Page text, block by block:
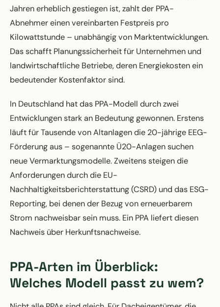
Jahren erheblich gestiegen ist, zahlt der PPA-
Abnehmer einen vereinbarten Festpreis pro
Kilowattstunde – unabhängig von Marktentwicklungen.
Das schafft Planungssicherheit für Unternehmen und
landwirtschaftliche Betriebe, deren Energiekosten ein
bedeutender Kostenfaktor sind.
In Deutschland hat das PPA-Modell durch zwei
Entwicklungen stark an Bedeutung gewonnen. Erstens
läuft für Tausende von Altanlagen die 20-jährige EEG-
Förderung aus – sogenannte Ü20-Anlagen suchen
neue Vermarktungsmodelle. Zweitens steigen die
Anforderungen durch die EU-
Nachhaltigkeitsberichterstattung (CSRD) und das ESG-
Reporting, bei denen der Bezug von erneuerbarem
Strom nachweisbar sein muss. Ein PPA liefert diesen
Nachweis über Herkunftsnachweise.
PPA-Arten im Überblick:
Welches Modell passt zu wem?